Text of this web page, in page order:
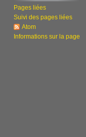
Pages liées
Suivi des pages liées
Atom
Informations sur la page